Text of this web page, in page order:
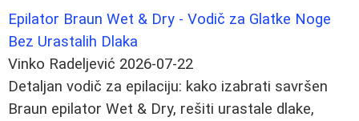
Epilator Braun Wet & Dry - Vodič za Glatke Noge
Bez Urastalih Dlaka
Vinko Radeljević 2026-07-22
Detaljan vodič za epilaciju: kako izabrati savršen
Braun epilator Wet & Dry, rešiti urastale dlake,